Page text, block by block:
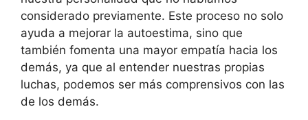
considerado previamente. Este proceso no solo
ayuda a mejorar la autoestima, sino que
también fomenta una mayor empatía hacia los
demás, ya que al entender nuestras propias
luchas, podemos ser más comprensivos con las
de los demás.